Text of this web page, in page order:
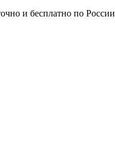
и бесплатно по России